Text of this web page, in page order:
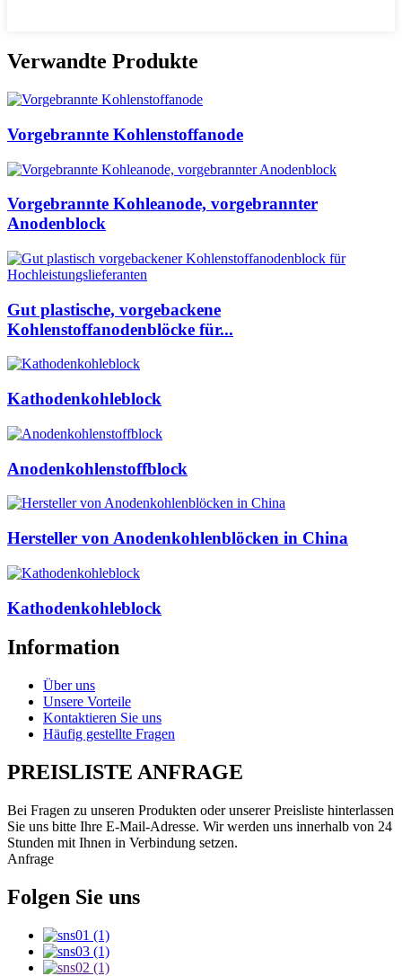
Verwandte Produkte
Vorgebrannte Kohlenstoffanode
Vorgebrannte Kohleanode, vorgebrannter
Anodenblock
Gut plastische, vorgebackene
Kohlenstoffanodenblöcke für...
Kathodenkohleblock
Anodenkohlenstoffblock
Hersteller von Anodenkohlenblöcken in China
Kathodenkohleblock
Information
Über uns
Unsere Vorteile
Kontaktieren Sie uns
Häufig gestellte Fragen
PREISLISTE ANFRAGE
Bei Fragen zu unseren Produkten oder unserer Preisliste hinterlassen
Sie uns bitte Ihre E-Mail-Adresse. Wir werden uns innerhalb von 24
Stunden mit Ihnen in Verbindung setzen.
Anfrage
Folgen Sie uns